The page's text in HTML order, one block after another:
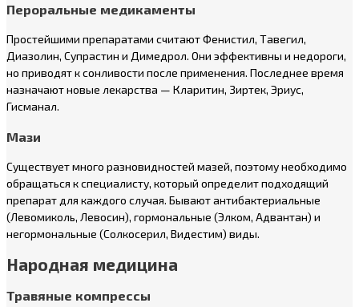
Пероральные медикаменты
Простейшими препаратами считают Фенистил, Тавегил,
Диазолин, Супрастин и Димедрол. Они эффективны и недороги,
но приводят к сонливости после применения. Последнее время
назначают новые лекарства — Кларитин, Зиртек, Эриус,
Гисманал.
Мази
Существует много разновидностей мазей, поэтому необходимо
обращаться к специалисту, который определит подходящий
препарат для каждого случая. Бывают антибактериальные
(Левомиколь, Левосин), гормональные (Элком, Адвантан) и
негормональные (Солкосерил, Видестим) виды.
Народная медицина
Травяные компрессы